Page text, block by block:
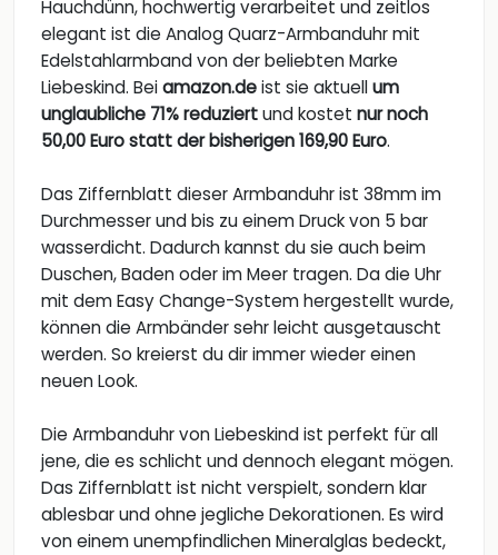
Hauchdünn, hochwertig verarbeitet und zeitlos
elegant ist die Analog Quarz-Armbanduhr mit
Edelstahlarmband von der beliebten Marke
Liebeskind. Beiamazon.deist sie aktuellum
unglaubliche 71% reduziertund kostet nur noch
50,00 Euro statt der bisherigen 169,90 Euro.
Das Ziffernblatt dieser Armbanduhr ist 38mm im
Durchmesser und bis zu einem Druck von 5 bar
wasserdicht. Dadurch kannst du sie auch beim
Duschen, Baden oder im Meer tragen. Da die Uhr
mit dem Easy Change-System hergestellt wurde,
können die Armbänder sehr leicht ausgetauscht
werden. So kreierst du dir immer wieder einen
neuen Look.
Die Armbanduhr von Liebeskind ist perfekt für all
jene, die es schlicht und dennoch elegant mögen.
Das Ziffernblatt ist nicht verspielt, sondern klar
ablesbar und ohne jegliche Dekorationen. Es wird
von einem unempfindlichen Mineralglas bedeckt,